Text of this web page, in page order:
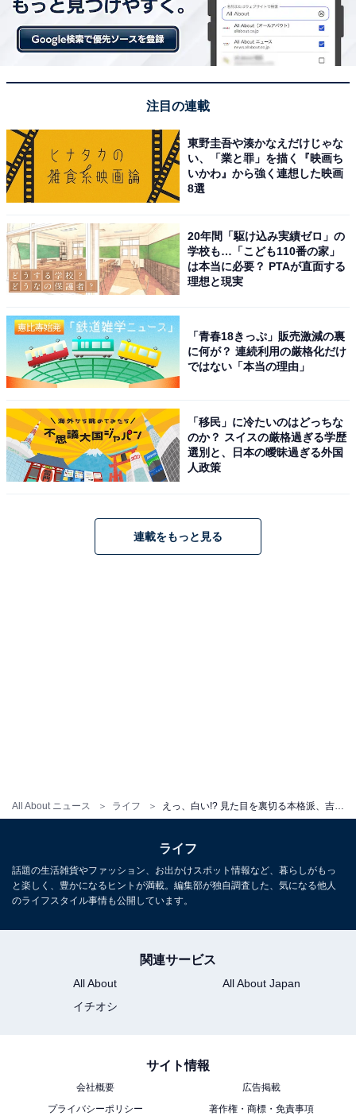
All About ニュース ライフ
注目の連載
東野圭吾や湊かなえだけじゃな
い、「業と罪」を描く『映画ち
いかわ』から強く連想した映画
8選
20年間「駆け込み実績ゼロ」の
学校も…「こども110番の家」
は本当に必要？ PTAが直面する
理想と現実
「青春18きっぷ」販売激減の裏
に何が？ 連続利用の厳格化だけ
ではない「本当の理由」
「移民」に冷たいのはどっちな
のか？ スイスの厳格過ぎる学歴
選別と、日本の曖昧過ぎる外国
人政策
連載をもっと見る
ライフ
話題の生活雑貨やファッション、お出かけスポット情報など、暮らしがもっ
と楽しく、豊かになるヒントが満載。編集部が独自調査した、気になる他人
のライフスタイル事情も公開しています。
関連サービス
All About
All About Japan
イチオシ
サイト情報
会社概要
広告掲載
プライバシーポリシー
著作権・商標・免責事項